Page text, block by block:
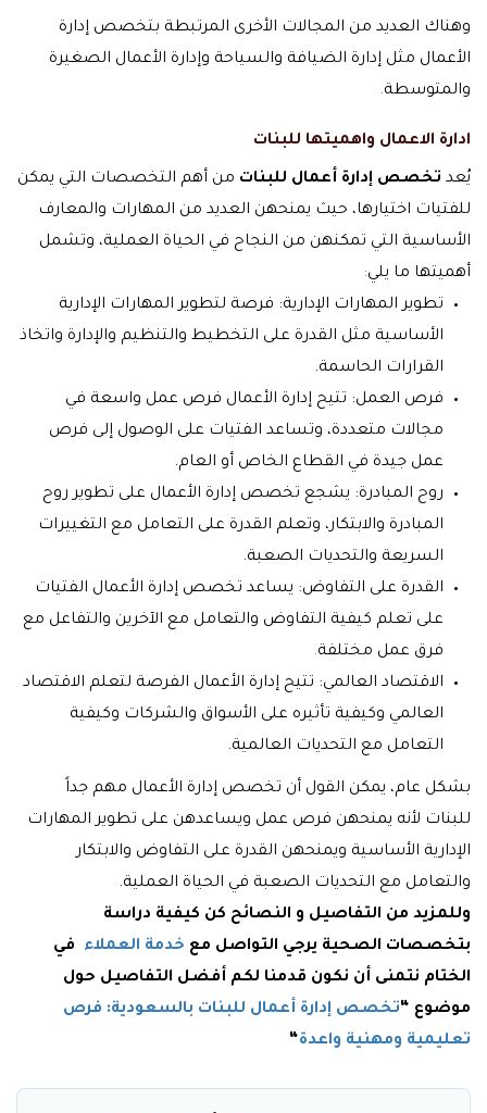
وهناك العديد من المجالات الأخرى المرتبطة بتخصص إدارة
الأعمال مثل إدارة الضيافة والسياحة وإدارة الأعمال الصغيرة
والمتوسطة.
ادارة الاعمال واهميتها للبنات
يُعد تخصص إدارة أعمال للبنات من أهم التخصصات التي يمكن
للفتيات اختيارها، حيث يمنحهن العديد من المهارات والمعارف
الأساسية التي تمكنهن من النجاح في الحياة العملية، وتشمل
أهميتها ما يلي:
تطوير المهارات الإدارية: فرصة لتطوير المهارات الإدارية
الأساسية مثل القدرة على التخطيط والتنظيم والإدارة واتخاذ
القرارات الحاسمة.
فرص العمل: تتيح إدارة الأعمال فرص عمل واسعة في
مجالات متعددة، وتساعد الفتيات على الوصول إلى فرص
عمل جيدة في القطاع الخاص أو العام.
روح المبادرة: يشجع تخصص إدارة الأعمال على تطوير روح
المبادرة والابتكار، وتعلم القدرة على التعامل مع التغييرات
السريعة والتحديات الصعبة.
القدرة على التفاوض: يساعد تخصص إدارة الأعمال الفتيات
على تعلم كيفية التفاوض والتعامل مع الآخرين والتفاعل مع
فرق عمل مختلفة.
الاقتصاد العالمي: تتيح إدارة الأعمال الفرصة لتعلم الاقتصاد
العالمي وكيفية تأثيره على الأسواق والشركات وكيفية
التعامل مع التحديات العالمية.
بشكل عام، يمكن القول أن تخصص إدارة الأعمال مهم جداً
للبنات لأنه يمنحهن فرص عمل ويساعدهن على تطوير المهارات
الإدارية الأساسية ويمنحهن القدرة على التفاوض والابتكار
والتعامل مع التحديات الصعبة في الحياة العملية.
وللمزيد من التفاصيل و النصائح كن كيفية دراسة
بتخصصات الصحية يرجي التواصل مع خدمة العملاء
في
الختام نتمنى أن نكون قدمنا لكم أفضل التفاصيل حول
موضوع “تخصص إدارة أعمال للبنات بالسعودية: فرص
تعليمية ومهنية واعدة“